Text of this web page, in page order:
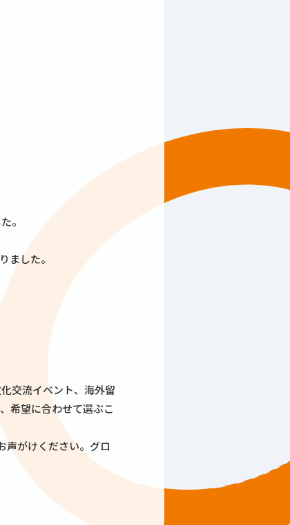
。
ました。
交流イベント、海外留
希望に合わせて選ぶこ
声がけください。グロ